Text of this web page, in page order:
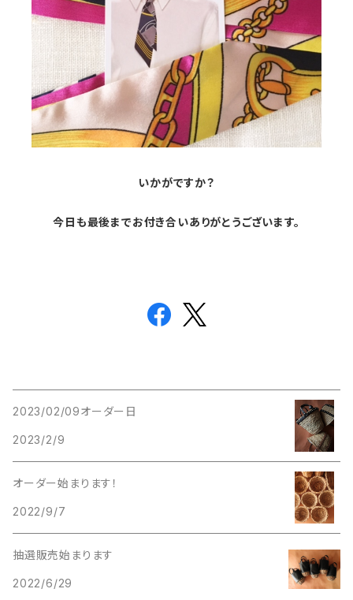
いかがですか？
今日も最後までお付き合いありがとうございます。
2023/02/09オーダー日
2023/2/9
オーダー始まります！
2022/9/7
抽選販売始まります
2022/6/29